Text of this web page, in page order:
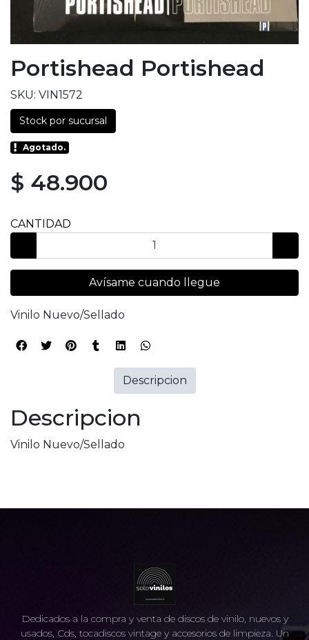
Portishead Portishead
SKU: VIN1572
Stock por sucursal
Agotado.
$ 48.900
CANTIDAD
Avísame cuando llegue
Vinilo Nuevo/Sellado
Descripcion
Vinilo Nuevo/Sellado
Descripcion
Dedicados a la compra y venta de discos de vinilo, nuevos y
usados, Cds, tocadiscos vintage y accesorios de limpieza. Un